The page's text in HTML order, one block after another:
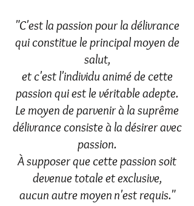
"C'est la passion pour la délivrance
qui constitue le principal moyen de
salut,
et c'est l'individu animé de cette
passion qui est le véritable adepte.
Le moyen de parvenir à la suprême
délivrance consiste à la désirer avec
passion.
À supposer que cette passion soit
devenue totale et exclusive,
aucun autre moyen n'est requis."